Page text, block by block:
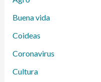
Buena vida
Coideas
Coronavirus
Cultura